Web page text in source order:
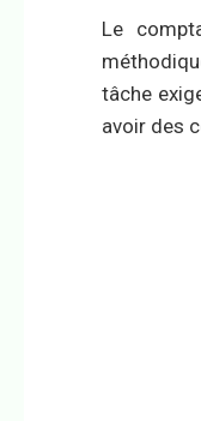
Le
tâche
avoir des